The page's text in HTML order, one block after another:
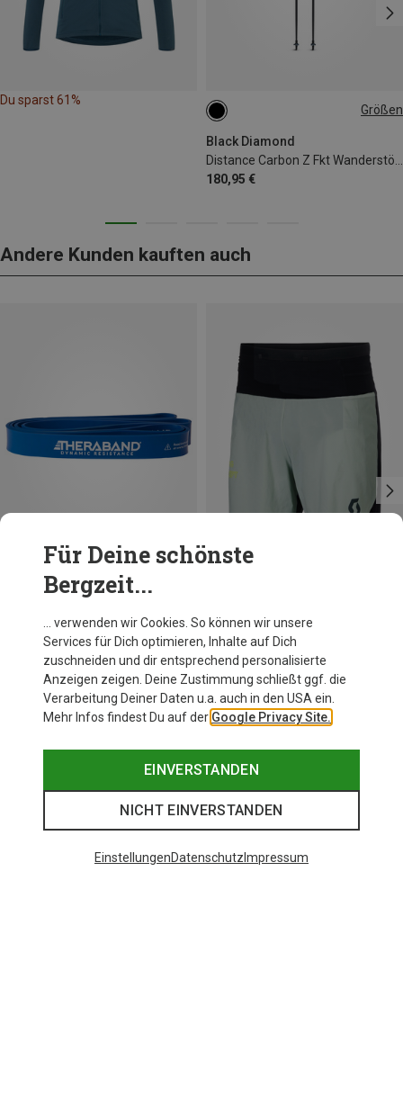
Du sparst 61%
Größen
Black Diamond
180,95 €
110CM
115CM
120CM
125CM
Andere Kunden kauften auch
Du sparst 15%
Für Deine schönste
Bergzeit...
… verwenden wir Cookies. So können wir unsere
Services für Dich optimieren, Inhalte auf Dich
zuschneiden und dir entsprechend personalisierte
Anzeigen zeigen. Deine Zustimmung schließt ggf. die
Verarbeitung Deiner Daten u.a. auch in den USA ein.
Mehr Infos findest Du auf der Google Privacy Site.
EINVERSTANDEN
NICHT EINVERSTANDEN
EinstellungenDatenschutz Impressum